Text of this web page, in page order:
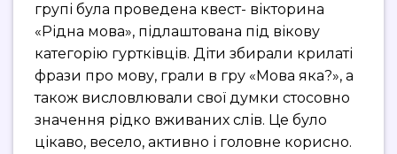
групі була проведена квест- вікторина
«Рідна мова», підлаштована під вікову
категорію гуртківців. Діти збирали крилаті
фрази про мову, грали в гру «Мова яка?», а
також висловлювали свої думки стосовно
значення рідко вживаних слів. Це було
цікаво, весело, активно і головне корисно.